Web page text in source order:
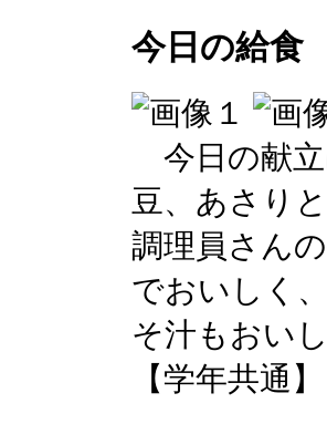
今日の給食
今日の献立
豆、あさり
調理員さん
でおいしく
そ汁もおい
【学年共通